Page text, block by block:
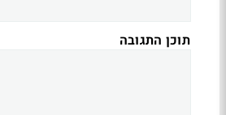
תוכן התגובה